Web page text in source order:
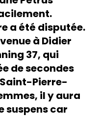
a été disputée.
à Didier
37, qui
de secondes
Saint-Pierre-
il y aura
suspens car